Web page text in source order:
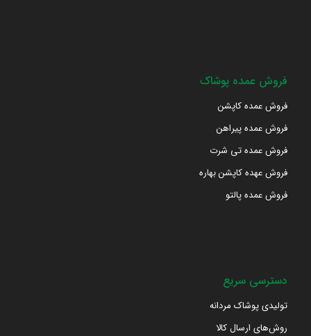
فروش عمده پوشاک
فروش عمده کاپشن
فروش عمده پیراهن
فروش عمده تی شرت
فروش عهده کاپشن بهاره
فروش عمده پالتو
دسترسی سریع
تولیدی پوشاک مردانه
روش‌های ارسال کالا